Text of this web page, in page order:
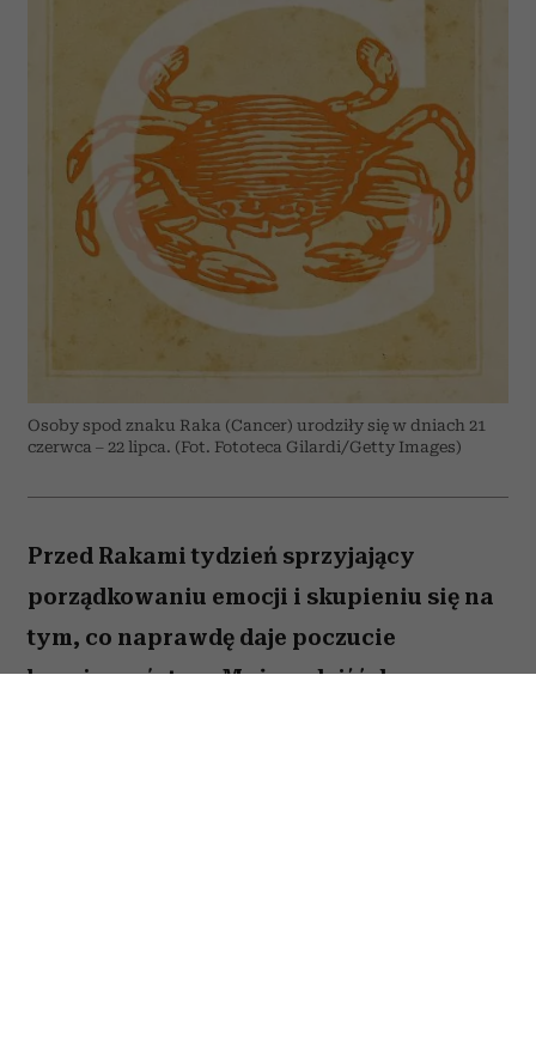
Osoby spod znaku Raka (Cancer) urodziły się w dniach 21
czerwca – 22 lipca. (Fot. Fototeca Gilardi/Getty Images)
Przed Rakami tydzień sprzyjający
porządkowaniu emocji i skupieniu się na
tym, co naprawdę daje poczucie
bezpieczeństwa. Możesz dojść do